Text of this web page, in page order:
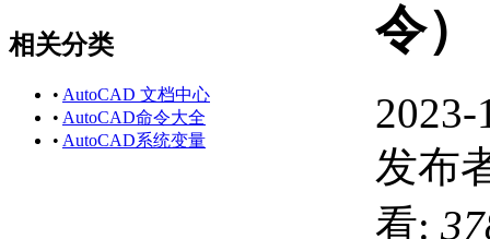
相关分类
• AutoCAD 文档中心
• AutoCAD命令大全
• AutoCAD系统变量
令）
2023-
发布
看: